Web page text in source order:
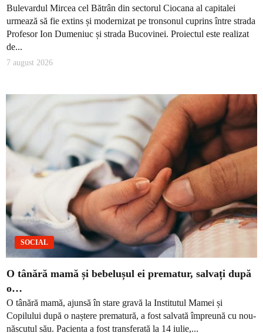
Bulevardul Mircea cel Bătrân din sectorul Ciocana al capitalei
urmează să fie extins și modernizat pe tronsonul cuprins între strada
Profesor Ion Dumeniuc și strada Bucovinei. Proiectul este realizat
de...
7 august 2026
SOCIAL
O tânără mamă și bebelușul ei prematur, salvați după
o…
O tânără mamă, ajunsă în stare gravă la Institutul Mamei și
Copilului după o naștere prematură, a fost salvată împreună cu nou-
născutul său. Pacienta a fost transferată la 14 iulie,...